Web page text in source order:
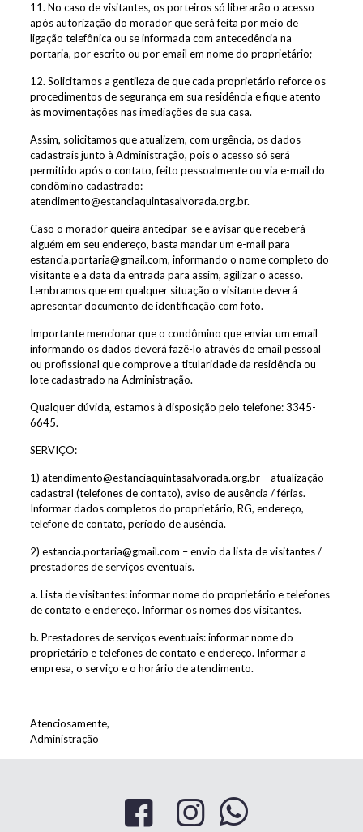
11. No caso de visitantes, os porteiros só liberarão o acesso
após autorização do morador que será feita por meio de
ligação telefônica ou se informada com antecedência na
portaria, por escrito ou por email em nome do proprietário;
12. Solicitamos a gentileza de que cada proprietário reforce os
procedimentos de segurança em sua residência e fique atento
às movimentações nas imediações de sua casa.
Assim, solicitamos que atualizem, com urgência, os dados
cadastrais junto à Administração, pois o acesso só será
permitido após o contato, feito pessoalmente ou via e-mail do
condômino cadastrado:
atendimento@estanciaquintasalvorada.org.br.
Caso o morador queira antecipar-se e avisar que receberá
alguém em seu endereço, basta mandar um e-mail para
estancia.portaria@gmail.com, informando o nome completo do
visitante e a data da entrada para assim, agilizar o acesso.
Lembramos que em qualquer situação o visitante deverá
apresentar documento de identificação com foto.
Importante mencionar que o condômino que enviar um email
informando os dados deverá fazê-lo através de email pessoal
ou profissional que comprove a titularidade da residência ou
lote cadastrado na Administração.
Qualquer dúvida, estamos à disposição pelo telefone: 3345-
6645.
SERVIÇO:
1) atendimento@estanciaquintasalvorada.org.br– atualização
cadastral (telefones de contato), aviso de ausência / férias.
Informar dados completos do proprietário, RG, endereço,
telefone de contato, período de ausência.
2) estancia.portaria@gmail.com – envio da lista de visitantes /
prestadores de serviços eventuais.
a. Lista de visitantes: informar nome do proprietário e telefones
de contato e endereço. Informar os nomes dos visitantes.
b. Prestadores de serviços eventuais: informar nome do
proprietário e telefones de contato e endereço. Informar a
empresa, o serviço e o horário de atendimento.
Atenciosamente,
Administração